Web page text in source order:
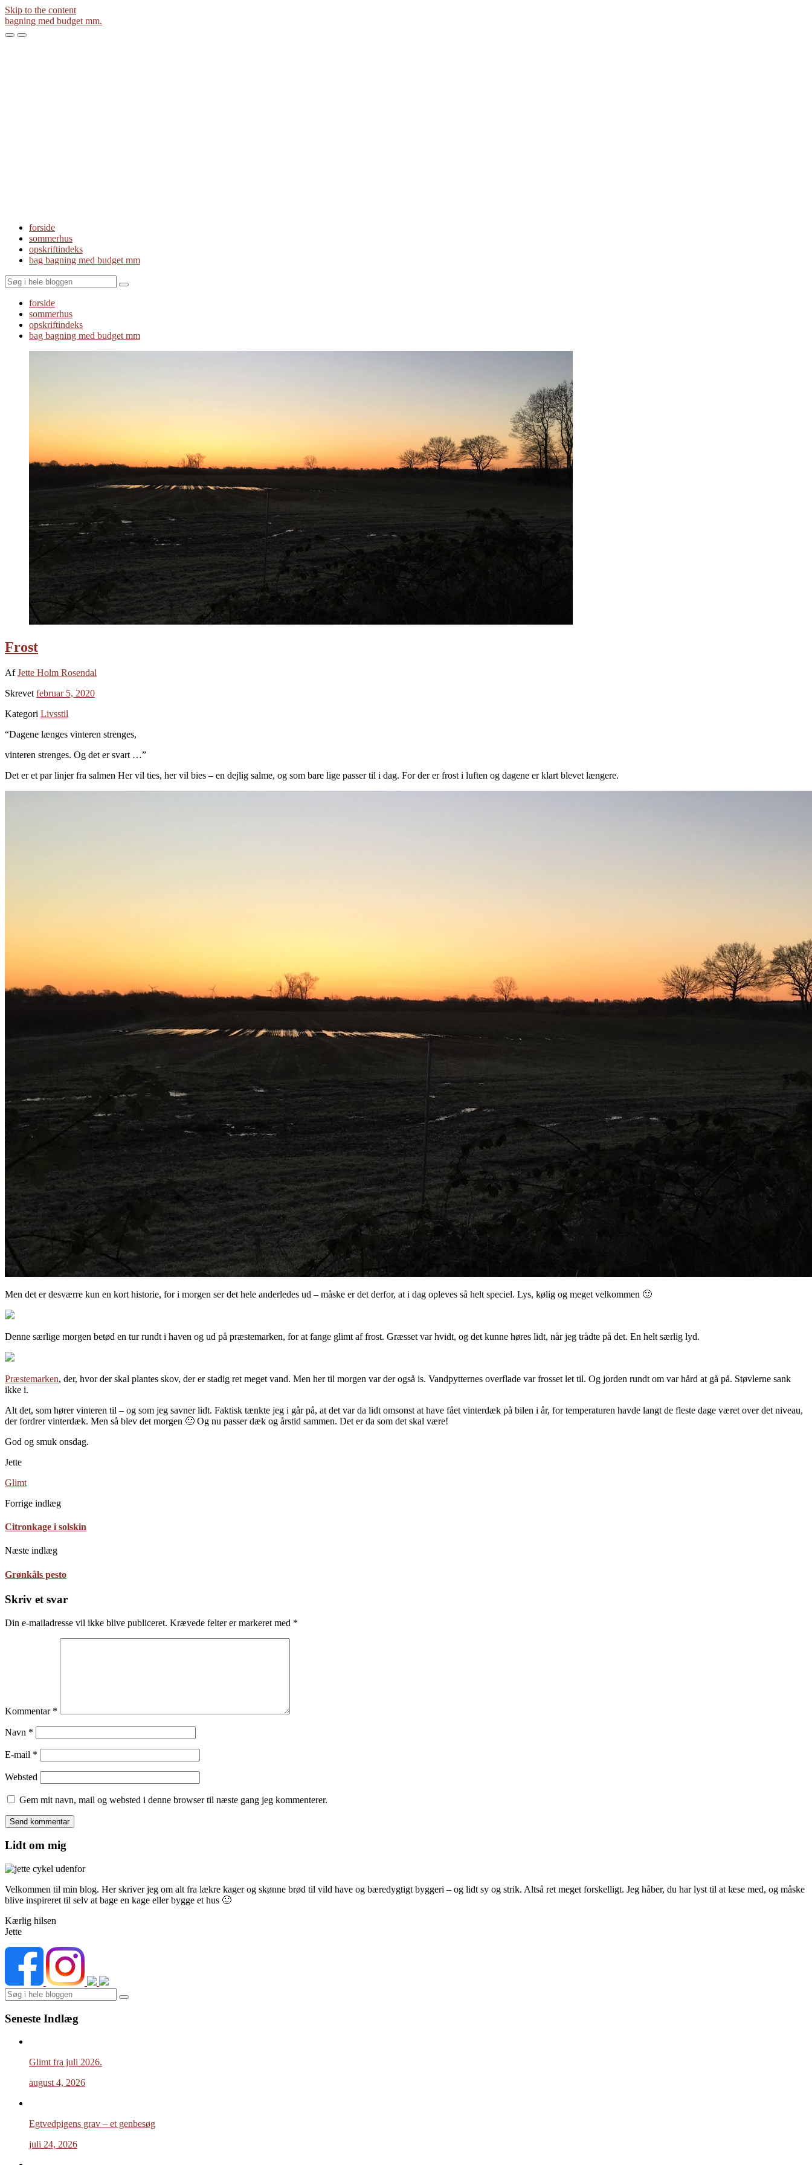
Skip to the content
bagning med budget mm.
ToggleToggle
forside
sommerhus
opskriftindeks
bag bagning med budget mm
Search
forside
sommerhus
opskriftindeks
bag bagning med budget mm
Frost
AfJette Holm Rosendal
Skrevet februar 5, 2020
Kategori Livsstil
“Dagene længes vinteren strenges,
vinteren strenges. Og det er svart …”
Det er et par linjer fra salmen Her vil ties, her vil bies – en dejlig salme, og som bare lige passer til i dag. For der er frost i luften og dagene er klart blevet længere.
Men det er desværre kun en kort historie, for i morgen ser det hele anderledes ud – måske er det derfor, at i dag opleves så helt speciel. Lys, kølig og meget velkommen 🙂
Denne særlige morgen betød en tur rundt i haven og ud på præstemarken, for at fange glimt af frost. Græsset var hvidt, og det kunne høres lidt, når jeg trådte på det. En helt særlig lyd.
Præstemarken, der, hvor der skal plantes skov, der er stadig ret meget vand. Men her til morgen var der også is. Vandpytternes overflade var frosset let til. Og jorden rundt om var hård at gå på. Støvlerne sank
ikke i.
Alt det, som hører vinteren til – og som jeg savner lidt. Faktisk tænkte jeg i går på, at det var da lidt omsonst at have fået vinterdæk på bilen i år, for temperaturen havde langt de fleste dage været over det niveau,
der fordrer vinterdæk. Men så blev det morgen 🙂 Og nu passer dæk og årstid sammen. Det er da som det skal være!
God og smuk onsdag.
Jette
Glimt
Forrige indlæg
Citronkage i solskin
Næste indlæg
Grønkåls pesto
Skriv et svar
Din e-mailadresse vil ikke blive publiceret. Krævede felter er markeret med *
Kommentar *
Navn *
E-mail *
Websted
Gem mit navn, mail og websted i denne browser til næste gang jeg kommenterer.
Lidt om mig
Velkommen til min blog. Her skriver jeg om alt fra lækre kager og skønne brød til vild have og bæredygtigt byggeri – og lidt sy og strik. Altså ret meget forskelligt. Jeg håber, du har lyst til at læse med, og måske
blive inspireret til selv at bage en kage eller bygge et hus 🙂
Kærlig hilsen
Jette
Search
Seneste Indlæg
Glimt fra juli 2026.
august 4, 2026
Egtvedpigens grav – et genbesøg
juli 24, 2026